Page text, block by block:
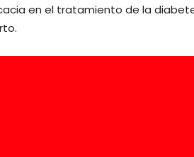
en el tratamiento de la